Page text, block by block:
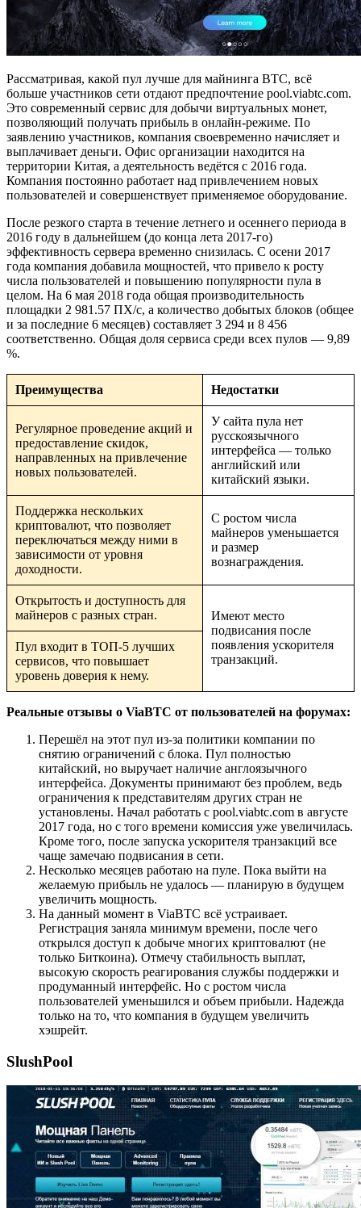
Рассматривая, какой пул лучше для майнинга BTC, всё
больше участников сети отдают предпочтение pool.viabtc.com.
Это современный сервис для добычи виртуальных монет,
позволяющий получать прибыль в онлайн-режиме. По
заявлению участников, компания своевременно начисляет и
выплачивает деньги. Офис организации находится на
территории Китая, а деятельность ведётся с 2016 года.
Компания постоянно работает над привлечением новых
пользователей и совершенствует применяемое оборудование.
После резкого старта в течение летнего и осеннего периода в
2016 году в дальнейшем (до конца лета 2017-го)
эффективность сервера временно снизилась. С осени 2017
года компания добавила мощностей, что привело к росту
числа пользователей и повышению популярности пула в
целом. На 6 мая 2018 года общая производительность
площадки 2 981.57 ПХ/с, а количество добытых блоков (общее
и за последние 6 месяцев) составляет 3 294 и 8 456
соответственно. Общая доля сервиса среди всех пулов — 9,89
%.
Преимущества Недостатки
Регулярное проведение акций и
предоставление скидок,
направленных на привлечение
новых пользователей.
У сайта пула нет
русскоязычного
интерфейса — только
английский или
китайский языки.
Поддержка нескольких
криптовалют, что позволяет
переключаться между ними в
зависимости от уровня
доходности.
С ростом числа
майнеров уменьшается
и размер
вознаграждения.
Открытость и доступность для
майнеров с разных стран.
Имеют место
подвисания после
появления ускорителя
транзакций.
Пул входит в ТОП-5 лучших
сервисов, что повышает
уровень доверия к нему.
Реальные отзывы о ViaBTC от пользователей на форумах:
Перешёл на этот пул из-за политики компании по
снятию ограничений с блока. Пул полностью
китайский, но выручает наличие англоязычного
интерфейса. Документы принимают без проблем, ведь
ограничения к представителям других стран не
установлены. Начал работать с pool.viabtc.com в августе
2017 года, но с того времени комиссия уже увеличилась.
Кроме того, после запуска ускорителя транзакций все
чаще замечаю подвисания в сети.
Несколько месяцев работаю на пуле. Пока выйти на
желаемую прибыль не удалось — планирую в будущем
увеличить мощность.
На данный момент в ViaBTC всё устраивает.
Регистрация заняла минимум времени, после чего
открылся доступ к добыче многих криптовалют (не
только Биткоина). Отмечу стабильность выплат,
высокую скорость реагирования службы поддержки и
продуманный интерфейс. Но с ростом числа
пользователей уменьшился и объем прибыли. Надежда
только на то, что компания в будущем увеличить
хэшрейт.
SlushPool